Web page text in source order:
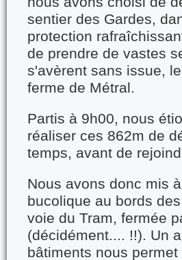
sentier des Gardes,
protection
de prendre de vastes
s'avèrent sans issue,
ferme de Métral.
Partis à 9h00, nous
réaliser ces 862m de
temps, avant de
Nous avons donc mis
bucolique au bords
voie du Tram, fermée
(décidément.... !!). Un
bâtiments nous